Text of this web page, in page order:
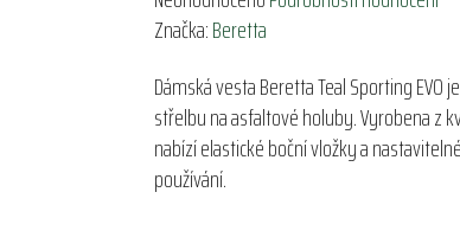
hodnocení
je
0,0
z
5
Značka:Beretta
Dámská vesta Beretta Teal Sporting
střelbu na asfaltové holuby. Vyrobena z
nabízí elastické boční vložky a
používání.